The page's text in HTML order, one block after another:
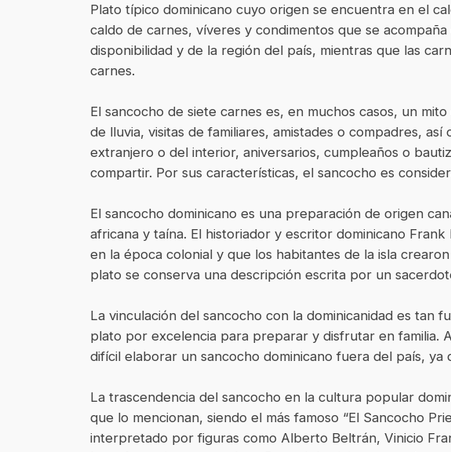
Plato típico dominicano cuyo origen se encuentra en el
caldo de carnes, víveres y condimentos que se
disponibilidad y de la región del país, mientras que las
carnes.
El sancocho de siete carnes es, en muchos casos, un
de lluvia, visitas de familiares, amistades o compadres,
extranjero o del interior, aniversarios, cumpleaños o
compartir. Por sus características, el sancocho es
El sancocho dominicano es una preparación de origen
africana y taína. El historiador y escritor dominicano
en la época colonial y que los habitantes de la isla
plato se conserva una descripción escrita por un
La vinculación del sancocho con la dominicanidad es tan
plato por excelencia para preparar y disfrutar en familia.
difícil elaborar un sancocho dominicano fuera del país,
La trascendencia del sancocho en la cultura popular
que lo mencionan, siendo el más famoso “El Sancocho
interpretado por figuras como Alberto Beltrán, Vinicio